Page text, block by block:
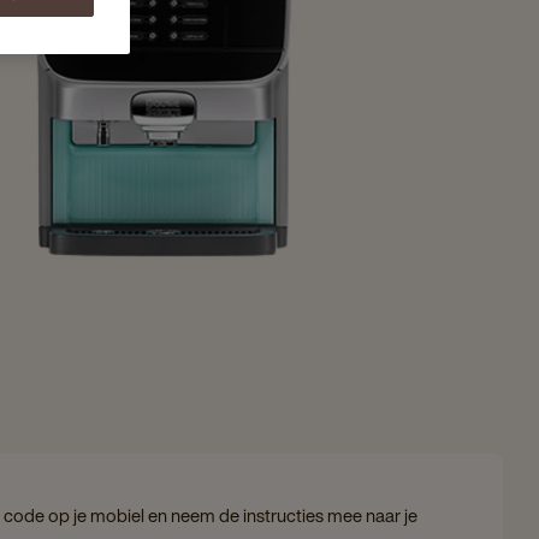
code op je mobiel en neem de instructies mee naar je